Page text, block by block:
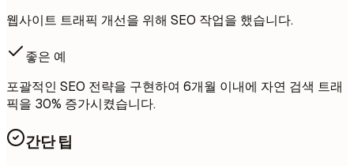
웹사이트 트래픽 개선을 위해 SEO 작업을 했습니다.
좋은 예
포괄적인 SEO 전략을 구현하여 6개월 이내에 자연 검색 트래
픽을 30% 증가시켰습니다.
간단 팁